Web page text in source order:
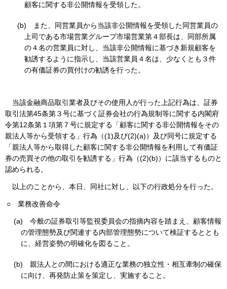
顧客に関する非公開情報を受領した。
(b)
また、同営業員から当該非公開情報を受領した同営業員の
上司である市場営業グループ市場営業第４部長は、同部所属
の４名の営業員に対し、当該非公開情報に基づき新規顧客を
勧誘するように指示し、当該営業員４名は、少なくとも３件
の有価証券の買付けの勧誘を行った。
当該金融商品取引業者及びその使用人が行った上記行為は、証券
取引法第45条第３号に基づく証券会社の行為規制等に関する内閣府
令第12条第１項第７号に規定する「顧客に関する非公開情報をその
親法人等から受領する」行為（(1)及び(2)(a)）及び同号に規定する
「親法人等から取得した顧客に関する非公開情報を利用して有価証
券の売買その他の取引を勧誘する」行為（(2)(b)）に該当するものと
認められる。
以上のことから、本日、同社に対し、以下の行政処分を行った。
○ 業務改善命令
(a)
今般の証券取引等監視委員会の指摘内容を踏まえ、顧客情報
の管理態勢及び関連する内部管理態勢について検証するととも
に、経営姿勢の明確化を図ること。
(b)
親法人との間における適正な業務の独立性・相互牽制の確保
に向け、再発防止策を策定し、実施すること。